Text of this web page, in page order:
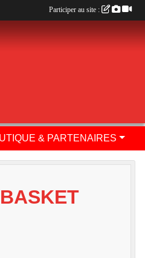
& PARTENAIRES
Participer au site :